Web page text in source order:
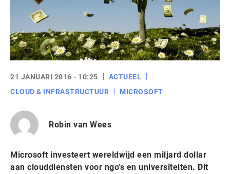
21 JANUARI 2016 - 10:25
ACTUEEL
CLOUD & INFRASTRUCTUUR
MICROSOFT
Robin van Wees
Microsoft investeert wereldwijd een miljard dollar
aan clouddiensten voor ngo’s en universiteiten. Dit